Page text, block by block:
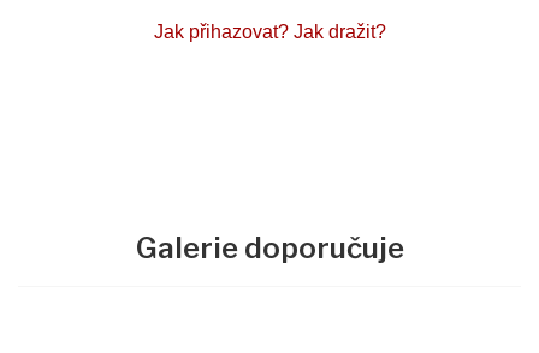
Jak přihazovat? Jak dražit?
Galerie doporučuje